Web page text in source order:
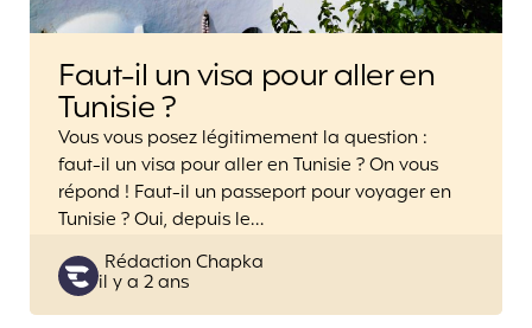
Faut-il un visa pour aller en
Tunisie ?
Vous vous posez légitimement la question :
faut-il un visa pour aller en Tunisie ? On vous
répond ! Faut-il un passeport pour voyager en
Tunisie ? Oui, depuis le…
Posted
by
Rédaction Chapka
il y a 2 ans